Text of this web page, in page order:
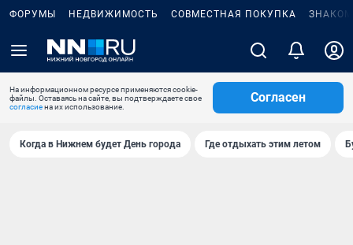
ФОРУМЫ НЕДВИЖИМОСТЬ СОВМЕСТНАЯ ПОКУПКА
На информационном ресурсе применяются cookie-
файлы. Оставаясь на сайте, вы подтверждаете свое
согласиена их использование.
Согласен
Когда в Нижнем будет День города Где отдыхать этим летом